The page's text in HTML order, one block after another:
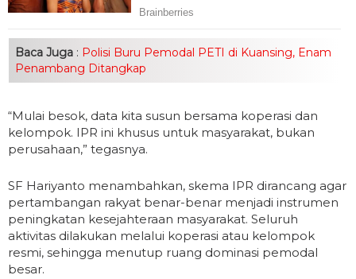
Baca Juga : Polisi Buru Pemodal PETI di Kuansing, Enam
Penambang Ditangkap
“Mulai besok, data kita susun bersama koperasi dan
kelompok. IPR ini khusus untuk masyarakat, bukan
perusahaan,” tegasnya.
SF Hariyanto menambahkan, skema IPR dirancang agar
pertambangan rakyat benar-benar menjadi instrumen
peningkatan kesejahteraan masyarakat. Seluruh
aktivitas dilakukan melalui koperasi atau kelompok
resmi, sehingga menutup ruang dominasi pemodal
besar.